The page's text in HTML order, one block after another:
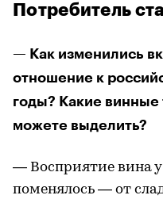
Потребитель
— Как изменились
отношение к
годы? Какие
можете выделить?
— Восприятие вина у
поменялось — от